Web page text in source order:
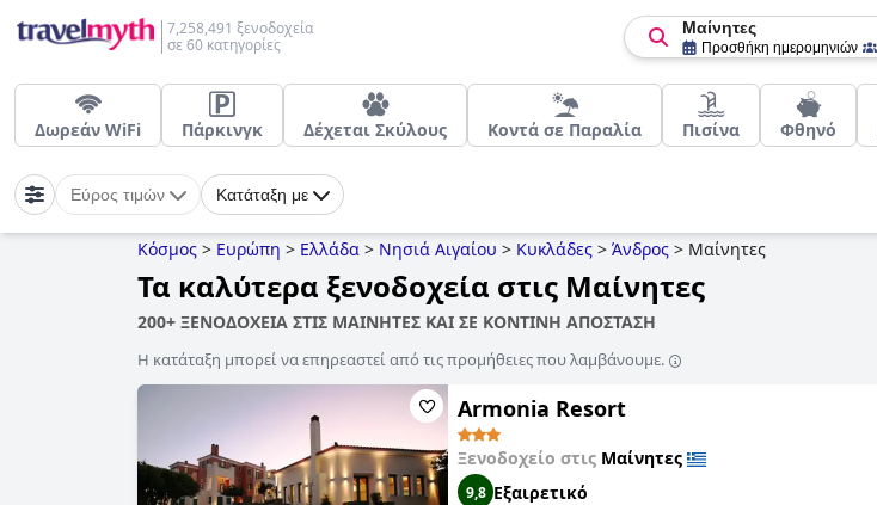
7,258,491 ξενοδοχεία
σε 60 κατηγορίες
Μαίνητες
Προσθήκη ημερομηνιών
Δωρεάν WiFi Πάρκινγκ Δέχεται Σκύλους Κοντά σε Παραλία Πισίνα Φθηνό
Εύρος τιμών Κατάταξη με
Κόσμος > Ευρώπη > Ελλάδα > Νησιά Αιγαίου > Κυκλάδες > Άνδρος > Μαίνητες
Τα καλύτερα ξενοδοχεία στις Μαίνητες
200+ ΞΕΝΟΔΟΧΕΙΑ ΣΤΙΣ ΜΑΙΝΗΤΕΣ ΚΑΙ ΣΕ ΚΟΝΤΙΝΗ ΑΠΟΣΤΑΣΗ
Η κατάταξη μπορεί να επηρεαστεί από τις προμήθειες που λαμβάνουμε.
Armonia Resort
Ξενοδοχείο στις Μαίνητες
9,8 Εξαιρετικό